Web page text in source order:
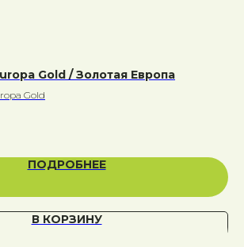
Gold / Золотая Европа
Gold
ПОДРОБНЕЕ
В КОРЗИНУ